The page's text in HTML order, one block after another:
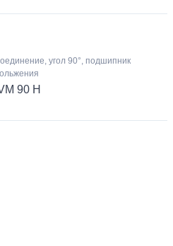
угол 90°, подшипник
90 H